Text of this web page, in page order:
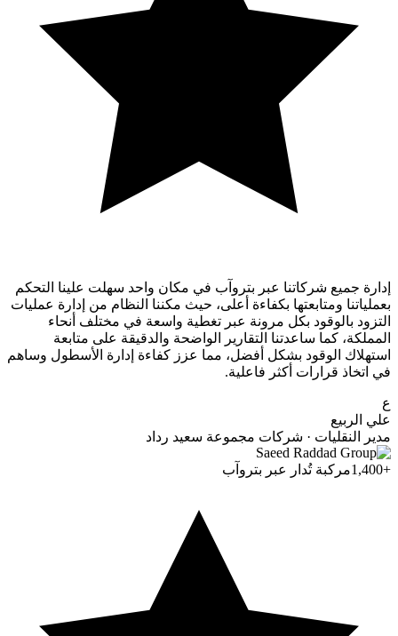
إدارة جميع شركاتنا عبر بتروآب في مكان واحد سهلت علينا التحكم
بعملياتنا ومتابعتها بكفاءة أعلى، حيث مكننا النظام من إدارة عمليات
التزود بالوقود بكل مرونة عبر تغطية واسعة في مختلف أنحاء
المملكة، كما ساعدتنا التقارير الواضحة والدقيقة على متابعة
استهلاك الوقود بشكل أفضل، مما عزز كفاءة إدارة الأسطول وساهم
في اتخاذ قرارات أكثر فاعلية.
ع
علي الربيع
مدير النقليات · شركات مجموعة سعيد رداد
+1,400 مركبة تُدار عبر بتروآب